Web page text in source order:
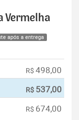
Vermelha
após a entrega
R$ 498,00
R$ 537,00
R$ 674,00